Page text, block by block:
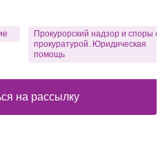
Прокурорский надзор и споры с
прокуратурой. Юридическая
помощь
на рассылку